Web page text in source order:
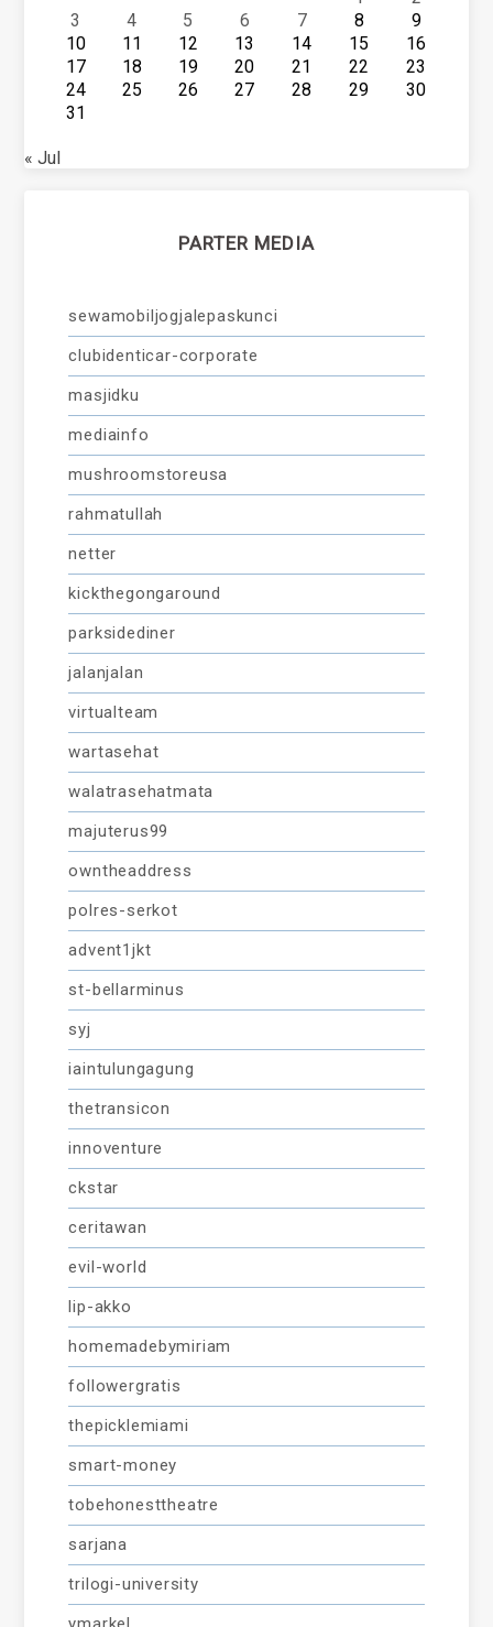
3
4 5 6 7 8
9
10
11 12 13 14 15
16
17
18 19 20 21 22
23
24
25 26 27 28 29
30
31
« Jul
PARTER MEDIA
sewamobiljogjalepaskunci
clubidenticar-corporate
masjidku
mediainfo
mushroomstoreusa
rahmatullah
netter
kickthegongaround
parksidediner
jalanjalan
virtualteam
wartasehat
walatrasehatmata
majuterus99
owntheaddress
polres-serkot
advent1jkt
st-bellarminus
syj
iaintulungagung
thetransicon
innoventure
ckstar
ceritawan
evil-world
lip-akko
homemadebymiriam
followergratis
thepicklemiami
smart-money
tobehonesttheatre
sarjana
trilogi-university